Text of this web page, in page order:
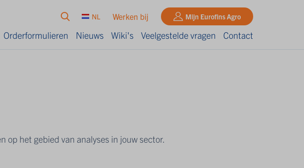
NL Werken bij Mijn Eurofins Agro
Orderformulieren Nieuws Wiki's Veelgestelde vragen Contact
het gebied van analyses in jouw sector.